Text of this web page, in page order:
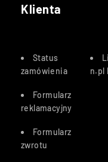
Klienta
Status
zamówienia
Formularz
reklamacyjny
Formularz
zwrotu
n.pl